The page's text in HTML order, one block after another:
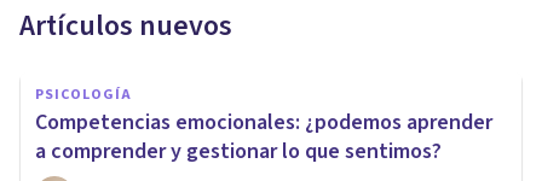
Artículos nuevos
PSICOLOGÍA
Competencias emocionales: ¿podemos aprender
a comprender y gestionar lo que sentimos?